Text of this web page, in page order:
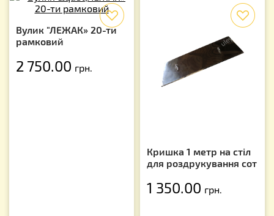
Вулик "ЛЕЖАК» 20-ти
рамковий
2 750.00 грн.
Кришка 1 метр на стіл
для роздрукування сот
1 350.00 грн.